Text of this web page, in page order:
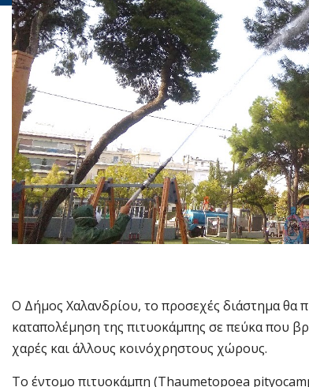
Ο Δήμος Χαλανδρίου, το προσεχές διάστημα θα
καταπολέμηση της πιτυοκάμπης σε πεύκα που
χαρές και άλλους κοινόχρηστους χώρους.
Το έντομο πιτυοκάμπη (Thaumetopoea